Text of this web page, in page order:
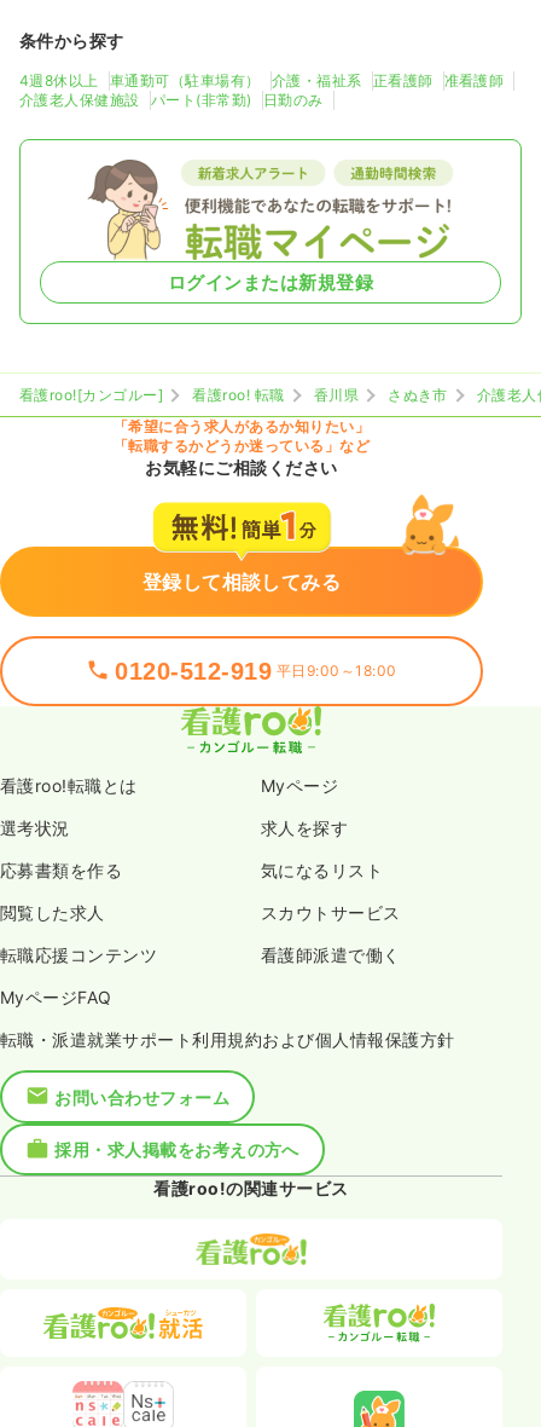
条件から探す
4週8休以上 車通勤可（駐車場有） 介護・福祉系 正看護師
准看護師
介護老人保健施設
パート(非常勤) 日勤のみ
ログインまたは新規登録
看護roo![カンゴルー] 看護roo! 転職 香川県 さぬき市
介護老
「希望に合う求人があるか知りたい」
「転職するかどうか迷っている」など
お気軽にご相談ください
登録して相談してみる
0120-512-919 平日9:00～18:00
看護roo!転職とは Myページ
選考状況 求人を探す
応募書類を作る 気になるリスト
閲覧した求人 スカウトサービス
転職応援コンテンツ 看護師派遣で働く
MyページFAQ
転職・派遣就業サポート利用規約および個人情報保護方針
お問い合わせフォーム
採用・求人掲載をお考えの方へ
看護roo!の関連サービス